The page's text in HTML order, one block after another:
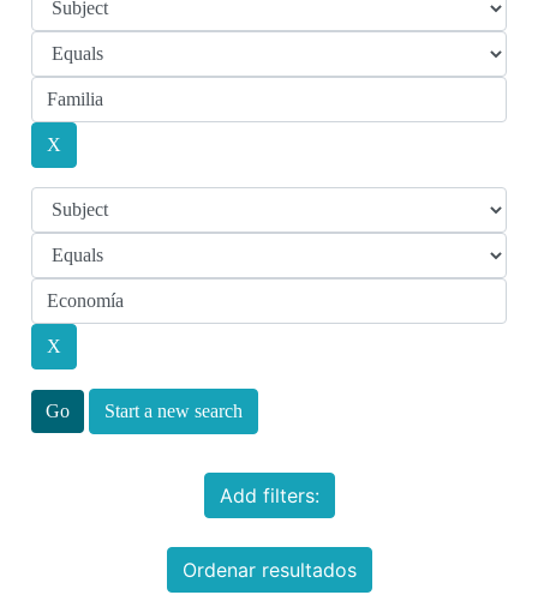
Start a new search
Add filters:
Ordenar resultados